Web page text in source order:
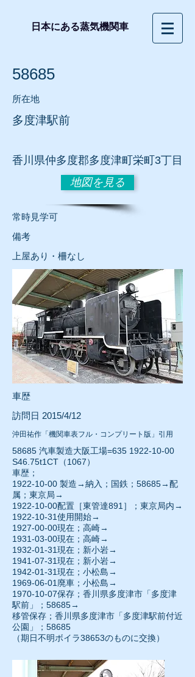
日本にある蒸気機関車
58685
所在地
多度津駅前
香川県仲多度郡多度津町栄町3丁目
地図を見る
常時見学可
​備考
上屋あり・柵なし
車歴
訪問日 2015/4/12
沖田祐作「機関車表フル・コンプリート版」引用
58685 汽車製造大阪工場=635 1922-10-00
S46.75t1CT（1067）
車歴；
1922-10-00 製造→納入；国鉄；58685→配
属；東京局→
1922-10-00配置［東管達891］；東京局内→
1922-10-31使用開始→
1927-00-00現在；高崎→
1931-03-00現在；高崎→
1932-01-31現在；新小岩→
1941-07-31現在；新小岩→
1942-01-31現在；小松島→
1969-06-01 廃車；小松島→
1970-10-07保存；香川県多度津市「多度津
駅前」；58685→
移管保存；香川県多度津市「多度津駅前付近
公園」；58685
（期日不明ボイラ38653のものに交換）